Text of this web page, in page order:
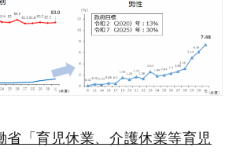
省「育児休業、介護休業等育児